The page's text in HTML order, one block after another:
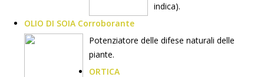
indica).
OLIO DI SOIA Corroborante
Potenziatore delle difese naturali delle
piante.
ORTICA